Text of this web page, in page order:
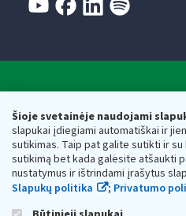
Šioje svetainėje naudojami
slapukai įdiegiami automatiškai ir
sutikimas. Taip pat galite sutikti ir su
sutikimą bet kada galėsite atšaukti
nustatymus ir ištrindami įrašytus
Slapukų politika
; Privatumo
Respublikos finansų
Biudžetinė įstaiga. Juridinio asmens
adresas: Vasario 16-osios g. 14,
vmi@vmi.lt, E. pristatymo dėžutės
Duomenys apie Valstybinę
Respublikos finansų ministerijos